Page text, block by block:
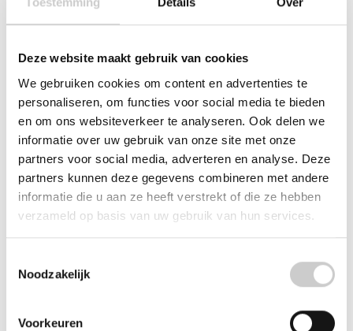
Deze website maakt gebruik van cookies
We gebruiken cookies om content en advertenties te
personaliseren, om functies voor social media te bieden
en om ons websiteverkeer te analyseren. Ook delen we
informatie over uw gebruik van onze site met onze
partners voor social media, adverteren en analyse. Deze
partners kunnen deze gegevens combineren met andere
informatie die u aan ze heeft verstrekt of die ze hebben
verzameld op basis van uw gebruik van hun services.
Noodzakelijk
Voorkeuren
met vet
ENA 4 en 8
JURA Sensor -
type zie beschrijving)
JURA Sensor -
waterniveau voor X /